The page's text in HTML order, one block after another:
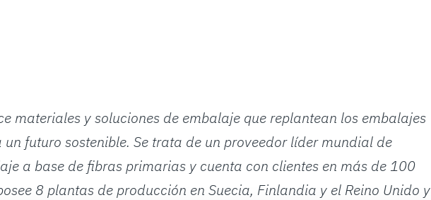
materiales y soluciones de embalaje que replantean los embalajes
futuro sostenible. Se trata de un proveedor líder mundial de
a base de fibras primarias y cuenta con clientes en más de 100
8 plantas de producción en Suecia, Finlandia y el Reino Unido y